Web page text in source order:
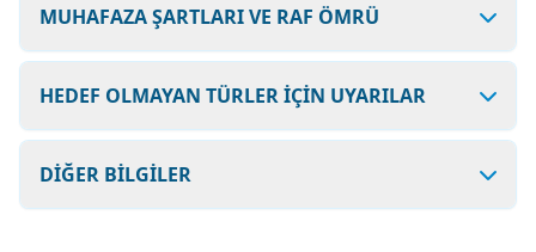
MUHAFAZA ŞARTLARI VE RAF ÖMRÜ
HEDEF OLMAYAN TÜRLER İÇİN UYARILAR
DİĞER BİLGİLER